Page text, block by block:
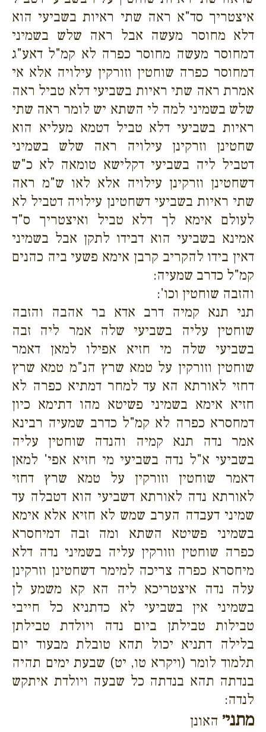
איצטריך סד"א ראה שתי ראיות בשביעי הוא
דלא מחוסר מעשה אבל ראה שלש בשמיני
דמחוסר מעשה מחוסר כפרה לא קמ"ל דאע"ג
דמחוסר כפרה שוחטין וזורקין עילויה אלא אי
אמרת ראה שתי ראיות בשביעי דלא טביל ראה
שלש בשמיני למה לי השתא יש לומר ראה שתי
ראיות בשביעי דלא טביל דטמא מעליא הוא
שחטינן וזרקינן עילויה ראה שלש בשמיני
דטביל ליה בשביעי דקלישא טומאה לא כ"ש
דשחטינן וזרקינן עילויה אלא לאו ש"מ ראה
שתי ראיות בשביעי דשחטינן עילויה דטביל לא
לעולם אימא לך דלא טביל ואיצטריך ס"ד
אמינא בשביעי הוא דבידו לתקן אבל בשמיני
דאין בידו להקריב קרבן אימא פשעי ביה כהנים
קמ"ל כדרב שמעיה:
והזבה שוחטין וכו':
תני תנא קמיה דרב אדא בר אהבה והזבה
שוחטין עליה בשביעי שלה אמר ליה זבה
בשביעי שלה מי חזיא אפילו למאן דאמר
שוחטין וזורקין על טמא שרץ הנ"מ טמא שרץ
דחזי לאורתא הא עד למחר דמתיא כפרה לא
חזיא אימא בשמיני פשיטא מהו דתימא כיון
דמחסרא כפרה לא קמ"ל כדרב שמעיה רבינא
אמר נדה תנא קמיה והנדה שוחטין עליה
בשביעי א"ל נדה בשביעי מי חזיא אפי' למאן
דאמר שוחטין וזורקין על טמא שרץ דחזי
לאורתא נדה לאורתא דשביעי הוא דטבלה עד
שמיני דעבדה הערב שמש לא חזיא אלא אימא
בשמיני פשיטא השתא ומה זבה דמיחסרא
כפרה שוחטין וזורקין עליה בשמיני נדה דלא
מיחסרא כפרה צריכה למימר דשחטינן וזרקינן
עלה נדה איצטריכא ליה הא קא משמע לן
בשמיני אין בשביעי לא כדתניא כל חייבי
טבילות טבילתן ביום נדה ויולדת טבילתן
בלילה דתניא יכול תהא טובלת מבעוד יום
תלמוד לומר (ויקרא טו, יט) שבעת ימים תהיה
בנדתה תהא בנדתה כל שבעה ויולדת איתקש
לנדה:
מתני׳ האונן